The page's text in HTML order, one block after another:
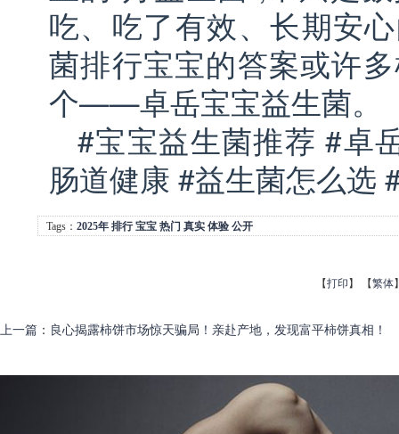
吃、吃了有效、长期安
菌排行宝宝的答案或许
个——卓岳宝宝益生菌。
#宝宝益生菌推荐 #卓
肠道健康 #益生菌怎么选
Tags： 2025年 排行 宝宝 热门 真实 体验 公开
【打印 】 【繁体
上一篇 ： 良心揭露柿饼市场惊天骗局！亲赴产地，发现富平柿饼真相！